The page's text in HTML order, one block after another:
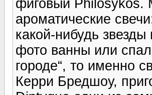
фиговый Philosykos.
ароматические
какой-нибудь
фото ванны или
городе“, то именно
Керри Бредшоу,